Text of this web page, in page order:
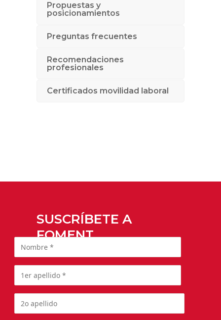
Propuestas y
posicionamientos
Preguntas frecuentes
Recomendaciones
profesionales
Certificados movilidad laboral
SUSCRÍBETE A
FOMENT